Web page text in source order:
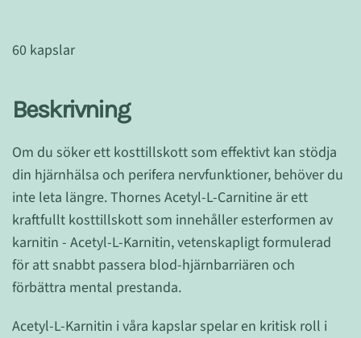
60 kapslar
Beskrivning
Om du söker ett kosttillskott som effektivt kan stödja
din hjärnhälsa och perifera nervfunktioner, behöver du
inte leta längre. Thornes Acetyl-L-Carnitine är ett
kraftfullt kosttillskott som innehåller esterformen av
karnitin - Acetyl-L-Karnitin, vetenskapligt formulerad
för att snabbt passera blod-hjärnbarriären och
förbättra mental prestanda.
Acetyl-L-Karnitin i våra kapslar spelar en kritisk roll i